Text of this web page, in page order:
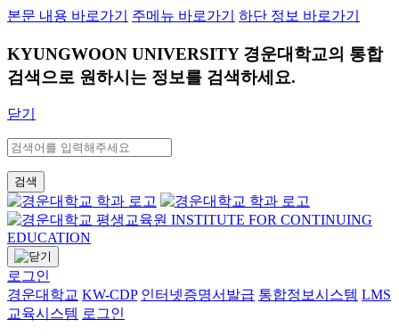
본문 내용 바로가기 주메뉴 바로가기 하단 정보 바로가기
KYUNGWOON UNIVERSITY 경운대학교의 통합
검색으로 원하시는 정보를 검색하세요.
닫기
검색
로그인
경운대학교 KW-CDP 인터넷증명서발급 통합정보시스템 LMS
교육시스템 로그인